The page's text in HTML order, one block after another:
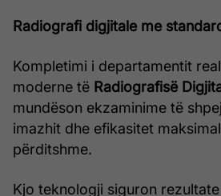
Radiografi digjitale me
Kompletimi i departamentit
moderne të Radiografisë
mundëson ekzaminime të
imazhit dhe efikasitet
përditshme.
Kjo teknologji siguron